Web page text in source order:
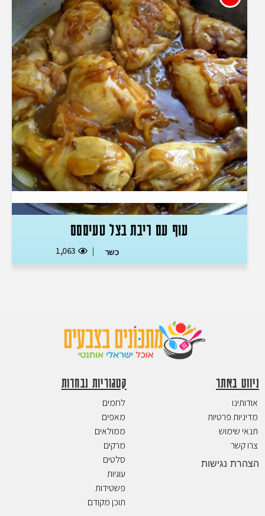
עוף עם ריבת בצל טעיםםם
כשר 1,063
ניווט באתר
אודותינו
מדיניות פרטיות
תנאי שימוש
צרו קשר
הצהרת נגישות
קטגוריות נבחרות
לחמים
מאפים
ממולאים
מרקים
סלטים
עוגיות
פשטידות
תוכן מקודם